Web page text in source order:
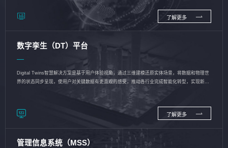
了解更多
数字孪生（DT）平台
Digital Twins智慧解决方案是基于用户体验视角，通过三维建模还原实体场景，将数据和物理世
界的状态同步呈现，使用户对关键数据有更直观的感受，推动各行业完成智能化转型，实现新旧
了解更多
管理信息系统（MSS）